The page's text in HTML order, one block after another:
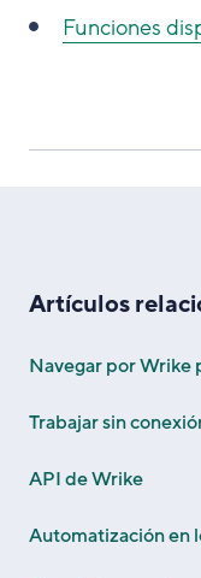
Funciones
Artículos
Navegar por Wrike
Trabajar sin
API de Wrike
Automatización en